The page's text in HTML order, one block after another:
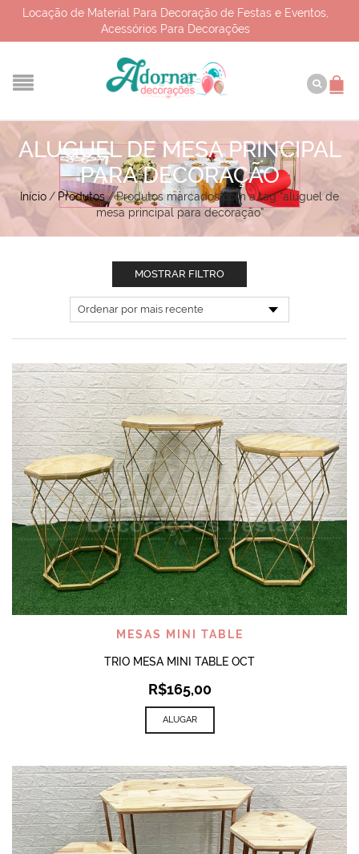
Locação de Material Para Decoração de Festas e Eventos,
Acessórios Para Decorações
ALUGUEL DE MESA PRINCIPAL
PARA DECORAÇÃO
Início / Produtos/Produtos marcados com a tag “aluguel de
mesa principal para decoração”
MOSTRAR FILTRO
MESAS MINI TABLE
TRIO MESA MINI TABLE OCT
R$165,00
ALUGAR